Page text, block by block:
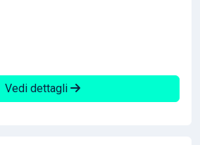
Vedi dettagli